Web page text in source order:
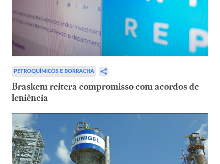
PETROQUÍMICOS E BORRACHA
Braskem reitera compromisso com acordos de
leniência